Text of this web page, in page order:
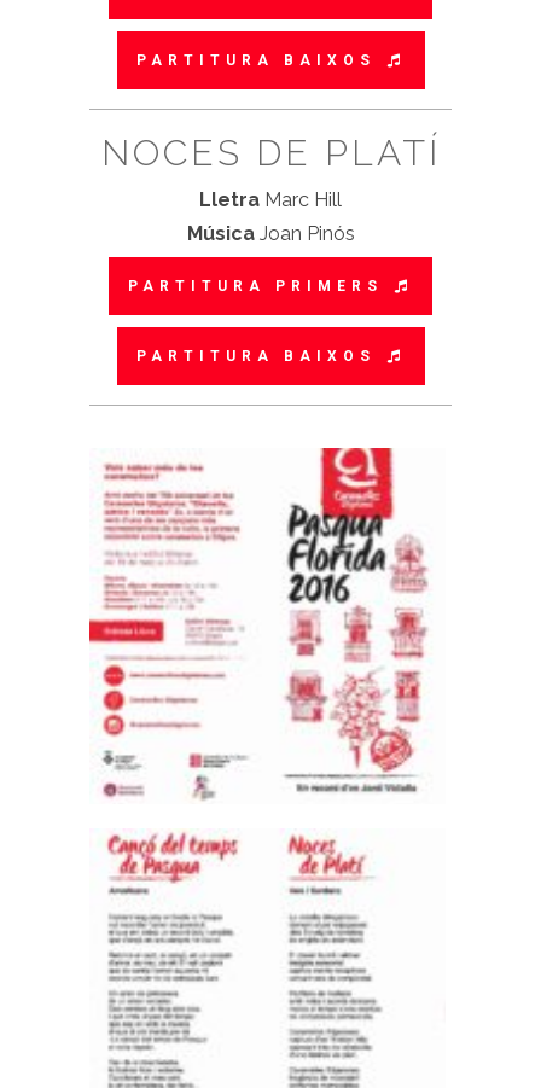
PARTITURA BAIXOS
NOCES DE PLATÍ
Lletra Marc Hill
MúsicaJoan Pinós
PARTITURA PRIMERS
PARTITURA BAIXOS